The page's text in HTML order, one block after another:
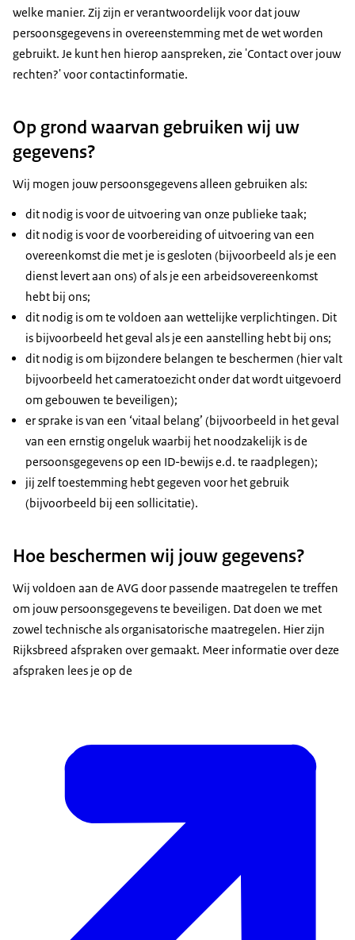
welke manier. Zij zijn er verantwoordelijk voor dat jouw
persoonsgegevens in overeenstemming met de wet worden
gebruikt. Je kunt hen hierop aanspreken, zie 'Contact over jouw
rechten?' voor contactinformatie.
Op grond waarvan gebruiken wij uw
gegevens?
Wij mogen jouw persoonsgegevens alleen gebruiken als:
dit nodig is voor de uitvoering van onze publieke taak;
dit nodig is voor de voorbereiding of uitvoering van een
overeenkomst die met je is gesloten (bijvoorbeeld als je een
dienst levert aan ons) of als je een arbeidsovereenkomst
hebt bij ons;
dit nodig is om te voldoen aan wettelijke verplichtingen. Dit
is bijvoorbeeld het geval als je een aanstelling hebt bij ons;
dit nodig is om bijzondere belangen te beschermen (hier valt
bijvoorbeeld het cameratoezicht onder dat wordt uitgevoerd
om gebouwen te beveiligen);
er sprake is van een ‘vitaal belang’ (bijvoorbeeld in het geval
van een ernstig ongeluk waarbij het noodzakelijk is de
persoonsgegevens op een ID-bewijs e.d. te raadplegen);
jij zelf toestemming hebt gegeven voor het gebruik
(bijvoorbeeld bij een sollicitatie).
Hoe beschermen wij jouw gegevens?
Wij voldoen aan de AVG door passende maatregelen te treffen
om jouw persoonsgegevens te beveiligen. Dat doen we met
zowel technische als organisatorische maatregelen. Hier zijn
Rijksbreed afspraken over gemaakt. Meer informatie over deze
afspraken lees je op de